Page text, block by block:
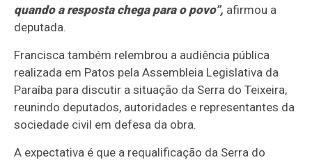
quando a resposta chega para o povo”, afirmou a
deputada.
Francisca também relembrou a audiência pública
realizada em Patos pela Assembleia Legislativa da
Paraíba para discutir a situação da Serra do Teixeira,
reunindo deputados, autoridades e representantes da
sociedade civil em defesa da obra.
A expectativa é que a requalificação da Serra do